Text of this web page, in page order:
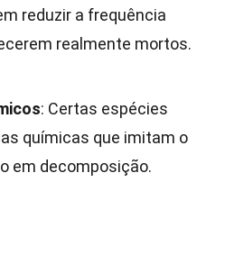
reduzir a frequência
realmente mortos.
: Certas espécies
químicas que imitam o
em decomposição.